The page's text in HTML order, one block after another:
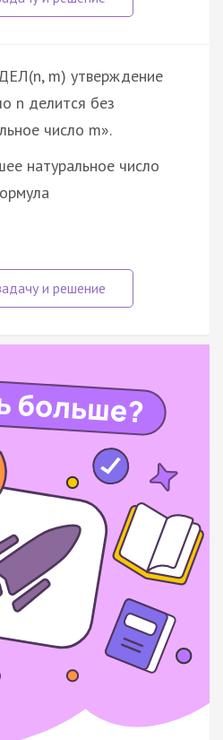
m) утверждение
n делится без
число m».
натуральное число